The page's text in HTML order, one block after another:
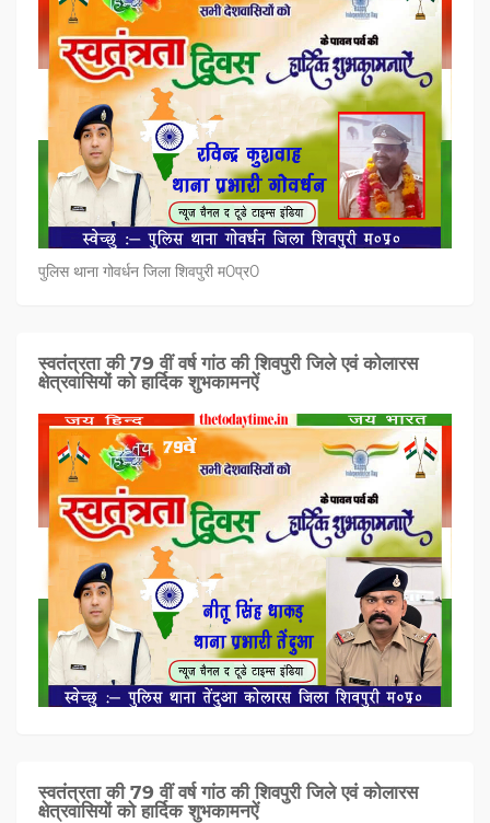
पुलिस थाना गोवर्धन जिला शिवपुरी म0प्र0
स्वतंत्रता की 79 वीं वर्ष गांठ की शिवपुरी जिले एवं कोलारस
क्षेत्रवासियों को हार्दिक शुभकामनऐं
स्वतंत्रता की 79 वीं वर्ष गांठ की शिवपुरी जिले एवं कोलारस
क्षेत्रवासियों को हार्दिक शुभकामनऐं